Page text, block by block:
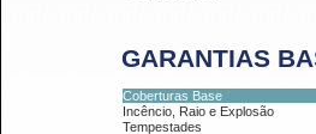
GARANTIAS
Coberturas Base
Incêncio, Raio e Explosão
Tempestades